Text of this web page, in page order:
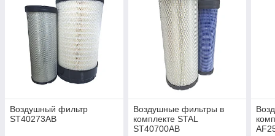
Воздушный фильтр
ST40273AB
Воздушные фильтры в
комплекте STAL
ST40700AB